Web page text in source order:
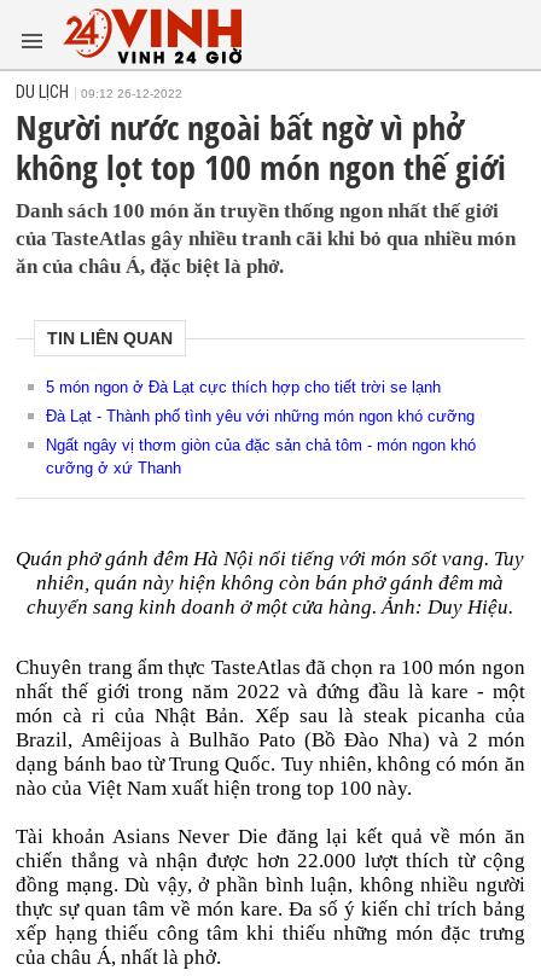
DU LỊCH 09:12 26-12-2022
Người nước ngoài bất ngờ vì phở
không lọt top 100 món ngon thế giới
Danh sách 100 món ăn truyền thống ngon nhất thế giới
của TasteAtlas gây nhiều tranh cãi khi bỏ qua nhiều món
ăn của châu Á, đặc biệt là phở.
TIN LIÊN QUAN
5 món ngon ở Đà Lạt cực thích hợp cho tiết trời se lạnh
Đà Lạt - Thành phố tình yêu với những món ngon khó cưỡng
Ngất ngây vị thơm giòn của đặc sản chả tôm - món ngon khó
cưỡng ở xứ Thanh
Quán phở gánh đêm Hà Nội nổi tiếng với món sốt vang. Tuy
nhiên, quán này hiện không còn bán phở gánh đêm mà
chuyển sang kinh doanh ở một cửa hàng. Ảnh: Duy Hiệu.
Chuyên trang ẩm thực TasteAtlas đã chọn ra 100 món ngon
nhất thế giới trong năm 2022 và đứng đầu là kare - một
món cà ri của Nhật Bản. Xếp sau là steak picanha của
Brazil, Amêijoas à Bulhão Pato (Bồ Đào Nha) và 2 món
dạng bánh bao từ Trung Quốc. Tuy nhiên, không có món ăn
nào của Việt Nam xuất hiện trong top 100 này.
Tài khoản Asians Never Die đăng lại kết quả về món ăn
chiến thắng và nhận được hơn 22.000 lượt thích từ cộng
đồng mạng. Dù vậy, ở phần bình luận, không nhiều người
thực sự quan tâm về món kare. Đa số ý kiến chỉ trích bảng
xếp hạng thiếu công tâm khi thiếu những món đặc trưng
của châu Á, nhất là phở.